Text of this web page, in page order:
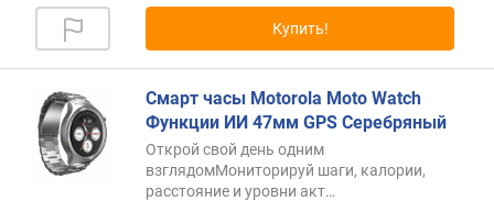
е
у
п
р
е
Купить!
Смарт часы Motorola Moto Watch
Функции ИИ 47мм GPS Серебряный
Открой свой день одним
взглядомМониторируй шаги, калории,
расстояние и уровни акт…